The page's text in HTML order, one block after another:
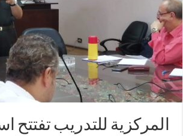
المركزية للتدريب تفتتح